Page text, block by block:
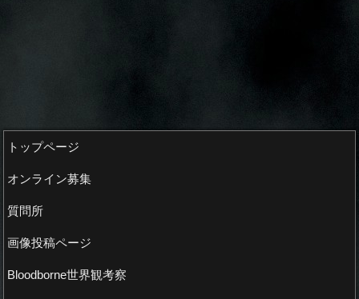
トップページ
オンライン募集
質問所
画像投稿ページ
Bloodborne世界観考察